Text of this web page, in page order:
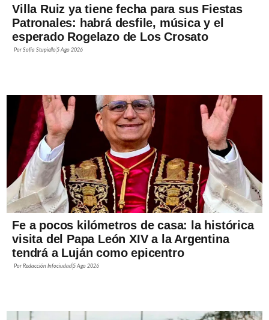
Villa Ruiz ya tiene fecha para sus Fiestas
Patronales: habrá desfile, música y el
esperado Rogelazo de Los Crosato
PorSofía Stupiello5 Ago 2026
Fe a pocos kilómetros de casa: la histórica
visita del Papa León XIV a la Argentina
tendrá a Luján como epicentro
PorRedacción Infociudad5 Ago 2026